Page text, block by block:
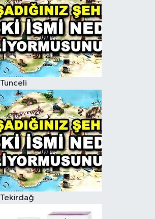
Tunceli
Tekirdağ